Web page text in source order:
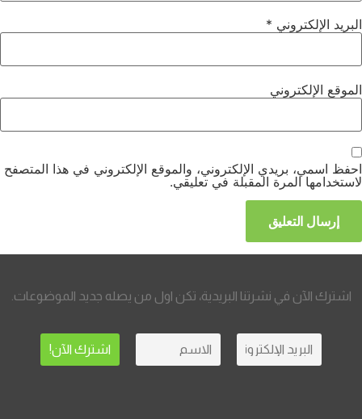
البريد الإلكتروني *
الموقع الإلكتروني
احفظ اسمي، بريدي الإلكتروني، والموقع الإلكتروني في هذا المتصفح
لاستخدامها المرة المقبلة في تعليقي.
اشترك الآن في نشرتنا البريدية، تكن اول من يصله جديد الموضوعات.